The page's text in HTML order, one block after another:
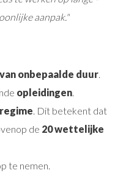
aanpak."
onbepaalde duur.
opleidingen.
. Dit betekent dat
de 20 wettelijke
te nemen.